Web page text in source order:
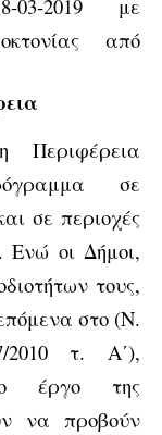
03-2019 με
από
Περιφέρεια
σε
σε περιοχές
Ενώ οι Δήμοι,
τους,
στο (Ν.
2010 τ. Α΄),
έργο της
να προβούν